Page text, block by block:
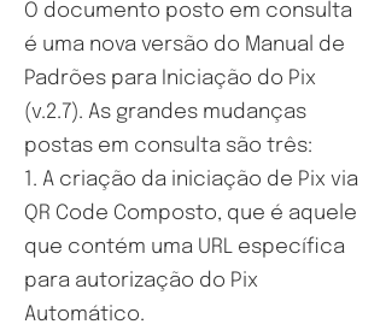
O documento posto em consulta
é uma nova versão do Manual de
Padrões para Iniciação do Pix
(v.2.7). As grandes mudanças
postas em consulta são três:
1. A criação da iniciação de Pix via
QR Code Composto, que é aquele
que contém uma URL específica
para autorização do Pix
Automático.